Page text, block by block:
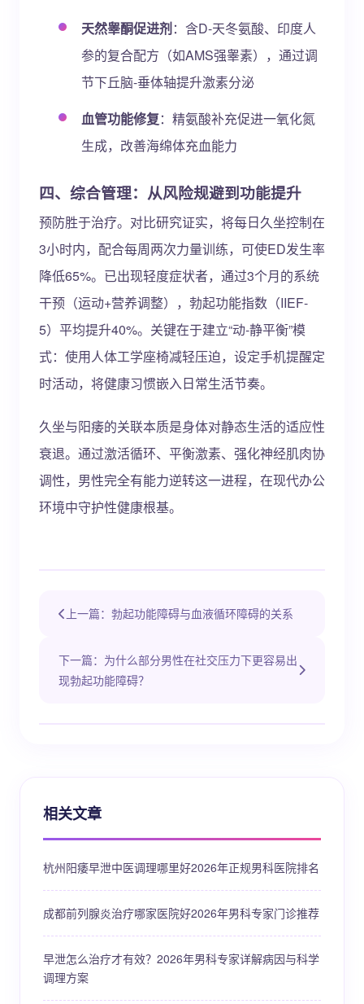
天然睾酮促进剂：含D-天冬氨酸、印度人
参的复合配方（如AMS强睾素），通过调
节下丘脑-垂体轴提升激素分泌
血管功能修复：精氨酸补充促进一氧化氮
生成，改善海绵体充血能力
四、综合管理：从风险规避到功能提升
预防胜于治疗。对比研究证实，将每日久坐控制在
3小时内，配合每周两次力量训练，可使ED发生率
降低65%。已出现轻度症状者，通过3个月的系统
干预（运动+营养调整），勃起功能指数（IIEF-
5）平均提升40%。关键在于建立“动-静平衡”模
式：使用人体工学座椅减轻压迫，设定手机提醒定
时活动，将健康习惯嵌入日常生活节奏。
久坐与阳痿的关联本质是身体对静态生活的适应性
衰退。通过激活循环、平衡激素、强化神经肌肉协
调性，男性完全有能力逆转这一进程，在现代办公
环境中守护性健康根基。
上一篇：勃起功能障碍与血液循环障碍的关系
下一篇：为什么部分男性在社交压力下更容易出
现勃起功能障碍？
相关文章
杭州阳痿早泄中医调理哪里好2026年正规男科医院排名
成都前列腺炎治疗哪家医院好2026年男科专家门诊推荐
早泄怎么治疗才有效？2026年男科专家详解病因与科学
调理方案